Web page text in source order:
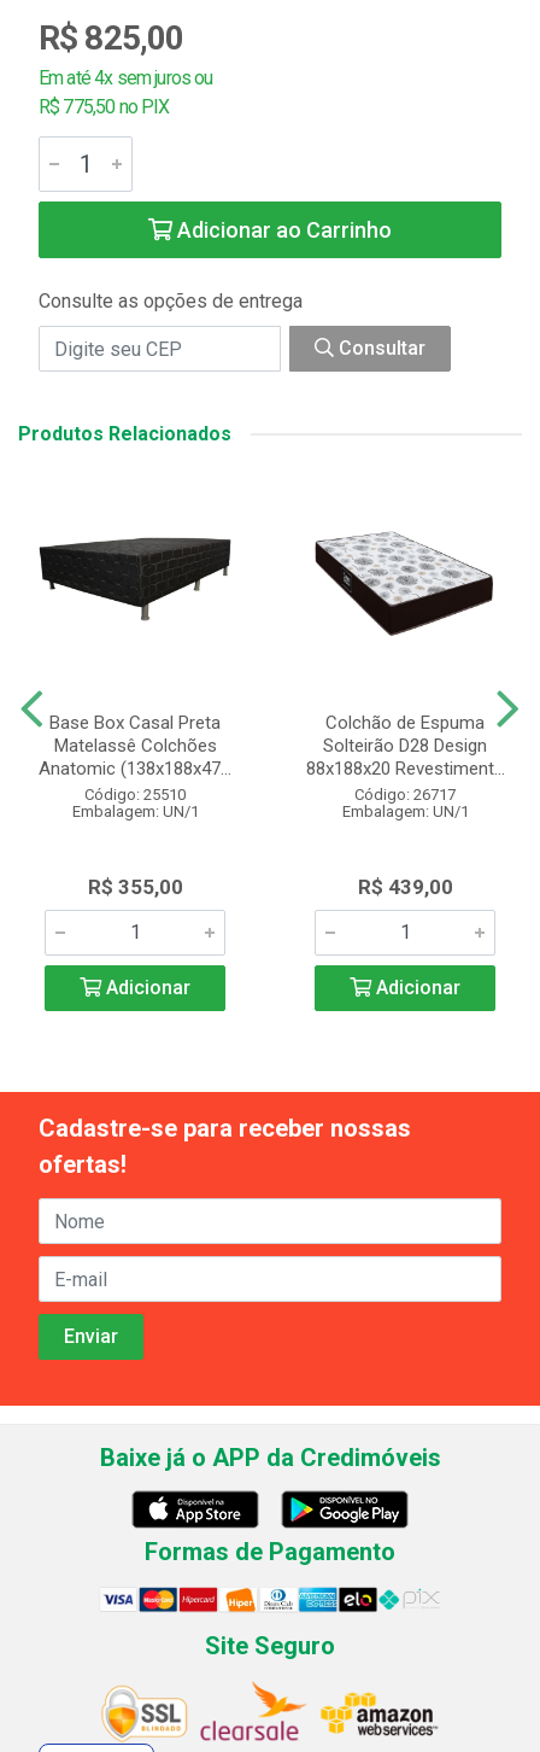
R$ 825,00
Em até 4x sem juros ou
R$ 775,50 no PIX
Adicionar ao Carrinho
Consulte as opções de entrega
Consultar
Produtos Relacionados
Base Box Casal Preta
Matelassê Colchões
Anatomic (138x188x47...
Código: 25510
Embalagem: UN/1
R$ 355,00
Adicionar
Colchão de Espuma
Solteirão D28 Design
88x188x20 Revestiment...
Código: 26717
Embalagem: UN/1
R$ 439,00
Adicionar
Cadastre-se para receber nossas
ofertas!
Baixe já o APP da Credimóveis
Formas de Pagamento
Site Seguro